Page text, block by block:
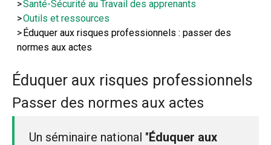
Santé-Sécurité au Travail des apprenants
Outils et ressources
Éduquer aux risques professionnels : passer des
normes aux actes
Éduquer aux risques professionnels
Passer des normes aux actes
Un séminaire national "Éduquer aux